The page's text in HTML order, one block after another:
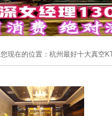
您现在的位置： 杭州最好十大真空